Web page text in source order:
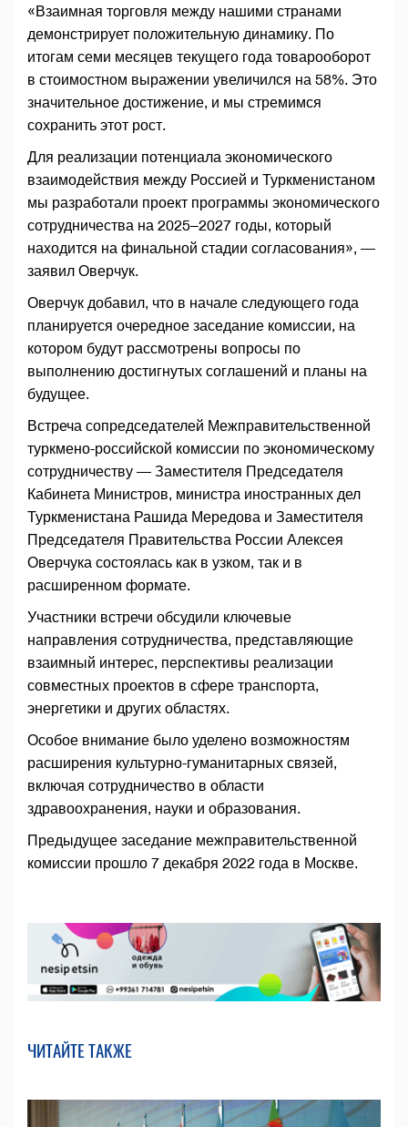
«Взаимная торговля между нашими странами
демонстрирует положительную динамику. По
итогам семи месяцев текущего года товарооборот
в стоимостном выражении увеличился на 58%. Это
значительное достижение, и мы стремимся
сохранить этот рост.
Для реализации потенциала экономического
взаимодействия между Россией и Туркменистаном
мы разработали проект программы экономического
сотрудничества на 2025–2027 годы, который
находится на финальной стадии согласования», —
заявил Оверчук.
Оверчук добавил, что в начале следующего года
планируется очередное заседание комиссии, на
котором будут рассмотрены вопросы по
выполнению достигнутых соглашений и планы на
будущее.
Встреча сопредседателей Межправительственной
туркмено-российской комиссии по экономическому
сотрудничеству — Заместителя Председателя
Кабинета Министров, министра иностранных дел
Туркменистана Рашида Мередова и Заместителя
Председателя Правительства России Алексея
Оверчука состоялась как в узком, так и в
расширенном формате.
Участники встречи обсудили ключевые
направления сотрудничества, представляющие
взаимный интерес, перспективы реализации
совместных проектов в сфере транспорта,
энергетики и других областях.
Особое внимание было уделено возможностям
расширения культурно-гуманитарных связей,
включая сотрудничество в области
здравоохранения, науки и образования.
Предыдущее заседание межправительственной
комиссии прошло 7 декабря 2022 года в Москве.
ЧИТАЙТЕ ТАКЖЕ